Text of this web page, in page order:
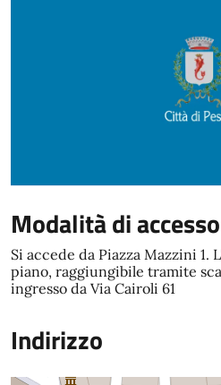
Modalità di accesso
Si accede da Piazza Mazzini
piano, raggiungibile tramite
ingresso da Via Cairoli 61
Indirizzo